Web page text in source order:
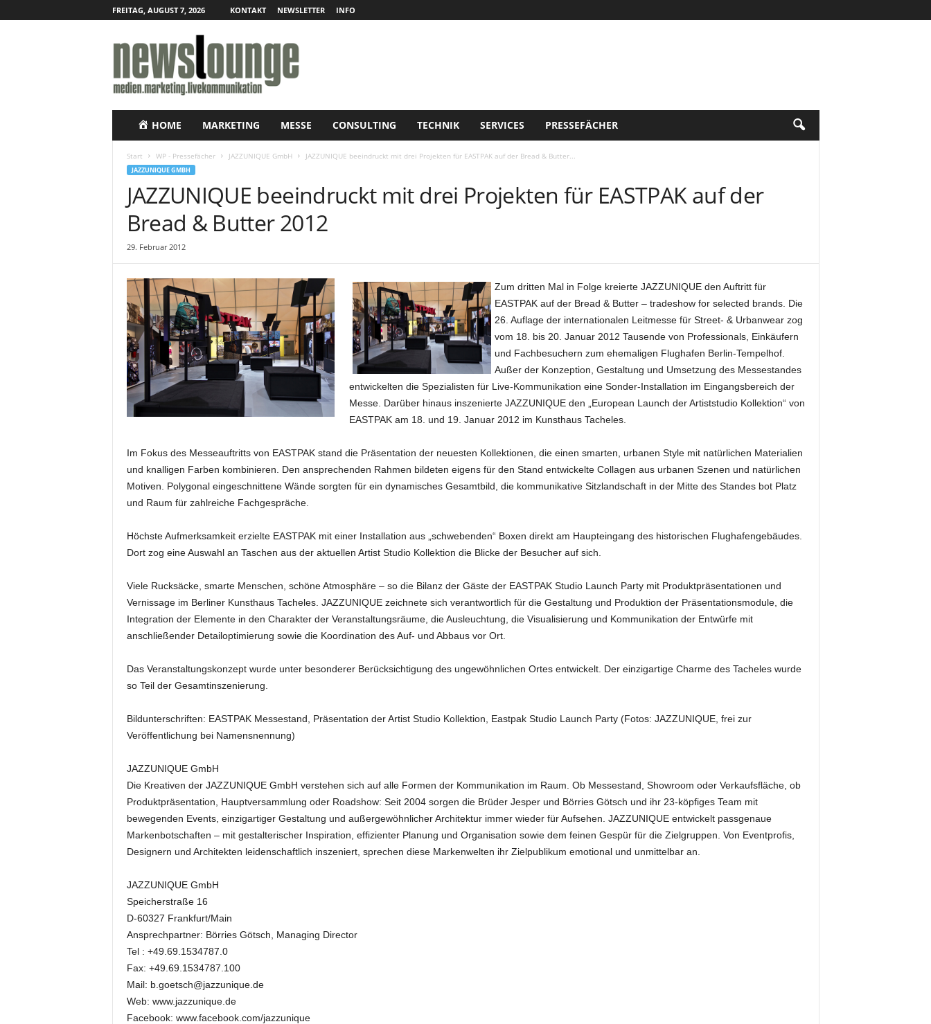
FREITAG, AUGUST 7, 2026 KONTAKT NEWSLETTER INFO
e
s
e
HOME MARKETING MESSE CONSULTING TECHNIK SERVICES PRESSEFÄCHER
Start WP - Pressefächer JAZZUNIQUE GmbH JAZZUNIQUE beeindruckt mit drei Projekten für EASTPAK auf der Bread & Butter...
JAZZUNIQUE GMBH
JAZZUNIQUE beeindruckt mit drei Projekten für EASTPAK auf der
Bread & Butter 2012
29. Februar 2012
Zum dritten Mal in Folge kreierte JAZZUNIQUE den Auftritt für
EASTPAK auf der Bread & Butter – tradeshow for selected brands. Die
26. Auflage der internationalen Leitmesse für Street- & Urbanwear zog
vom 18. bis 20. Januar 2012 Tausende von Professionals, Einkäufern
und Fachbesuchern zum ehemaligen Flughafen Berlin-Tempelhof.
Außer der Konzeption, Gestaltung und Umsetzung des Messestandes
entwickelten die Spezialisten für Live-Kommunikation eine Sonder-Installation im Eingangsbereich der
Messe. Darüber hinaus inszenierte JAZZUNIQUE den „European Launch der Artiststudio Kollektion“ von
EASTPAK am 18. und 19. Januar 2012 im Kunsthaus Tacheles.
Im Fokus des Messeauftritts von EASTPAK stand die Präsentation der neuesten Kollektionen, die einen smarten, urbanen Style mit natürlichen Materialien
und knalligen Farben kombinieren. Den ansprechenden Rahmen bildeten eigens für den Stand entwickelte Collagen aus urbanen Szenen und natürlichen
Motiven. Polygonal eingeschnittene Wände sorgten für ein dynamisches Gesamtbild, die kommunikative Sitzlandschaft in der Mitte des Standes bot Platz
und Raum für zahlreiche Fachgespräche.
Höchste Aufmerksamkeit erzielte EASTPAK mit einer Installation aus „schwebenden“ Boxen direkt am Haupteingang des historischen Flughafengebäudes.
Dort zog eine Auswahl an Taschen aus der aktuellen Artist Studio Kollektion die Blicke der Besucher auf sich.
Viele Rucksäcke, smarte Menschen, schöne Atmosphäre – so die Bilanz der Gäste der EASTPAK Studio Launch Party mit Produktpräsentationen und
Vernissage im Berliner Kunsthaus Tacheles. JAZZUNIQUE zeichnete sich verantwortlich für die Gestaltung und Produktion der Präsentationsmodule, die
Integration der Elemente in den Charakter der Veranstaltungsräume, die Ausleuchtung, die Visualisierung und Kommunikation der Entwürfe mit
anschließender Detailoptimierung sowie die Koordination des Auf- und Abbaus vor Ort.
Das Veranstaltungskonzept wurde unter besonderer Berücksichtigung des ungewöhnlichen Ortes entwickelt. Der einzigartige Charme des Tacheles wurde
so Teil der Gesamtinszenierung.
Bildunterschriften: EASTPAK Messestand, Präsentation der Artist Studio Kollektion, Eastpak Studio Launch Party (Fotos: JAZZUNIQUE, frei zur
Veröffentlichung bei Namensnennung)
JAZZUNIQUE GmbH
Die Kreativen der JAZZUNIQUE GmbH verstehen sich auf alle Formen der Kommunikation im Raum. Ob Messestand, Showroom oder Verkaufsfläche, ob
Produktpräsentation, Hauptversammlung oder Roadshow: Seit 2004 sorgen die Brüder Jesper und Börries Götsch und ihr 23-köpfiges Team mit
bewegenden Events, einzigartiger Gestaltung und außergewöhnlicher Architektur immer wieder für Aufsehen. JAZZUNIQUE entwickelt passgenaue
Markenbotschaften – mit gestalterischer Inspiration, effizienter Planung und Organisation sowie dem feinen Gespür für die Zielgruppen. Von Eventprofis,
Designern und Architekten leidenschaftlich inszeniert, sprechen diese Markenwelten ihr Zielpublikum emotional und unmittelbar an.
JAZZUNIQUE GmbH
Speicherstraße 16
D-60327 Frankfurt/Main
Ansprechpartner: Börries Götsch, Managing Director
Tel : +49.69.1534787.0
Fax: +49.69.1534787.100
Mail: b.goetsch@jazzunique.de
Web: www.jazzunique.de
Facebook: www.facebook.com/jazzunique